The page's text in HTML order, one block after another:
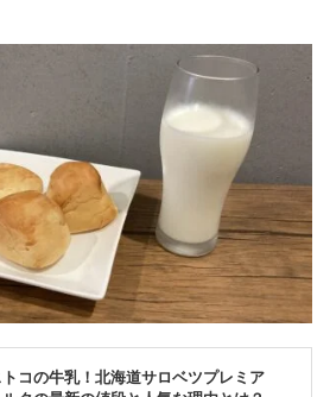
トコの牛乳！北海道サロベツプレミア